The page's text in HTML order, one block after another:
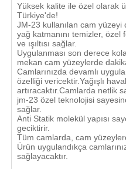
Yüksek kalite ile özel olarak
Türkiye'de!
JM-23 kullanılan cam yüzeyi
yağ katmanını temizler, özel
ve ışıltısı sağlar.
Uygulanması son derece
mekan cam yüzeylerde
Camlarınızda devamlı
özelliği vericektir.Yağışlı
artıracaktır.Camlarda netlik
jm-23 özel teknolojisi
sağlar.
Anti Statik molekül yapısı
geciktirir.
Tüm camlarda, cam
Ürün uygulandıkça
sağlayacaktır.